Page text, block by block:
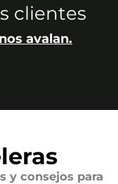
clientes
avalan.
y consejos para